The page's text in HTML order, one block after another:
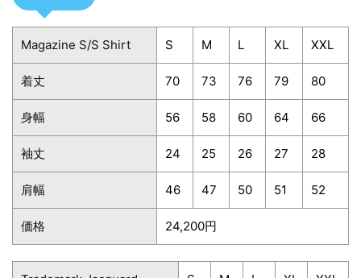
Magazine S/S Shirt S M L XL XXL
着丈 70 73 76 79 80
身幅 56 58 60 64 66
袖丈 24 25 26 27 28
肩幅 46 47 50 51 52
価格 24,200円